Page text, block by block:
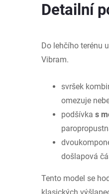
Detailní
Do lehčího terénu
Vibram.
svršek
omezuje
podšívka s
došlapová
Tento model se